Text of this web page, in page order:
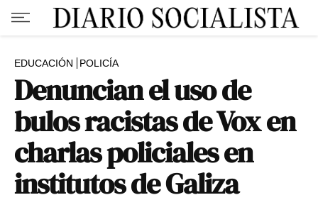
EDUCACIÓN POLICÍA
Denuncian el uso de
bulos racistas de Vox en
charlas policiales en
institutos de Galiza